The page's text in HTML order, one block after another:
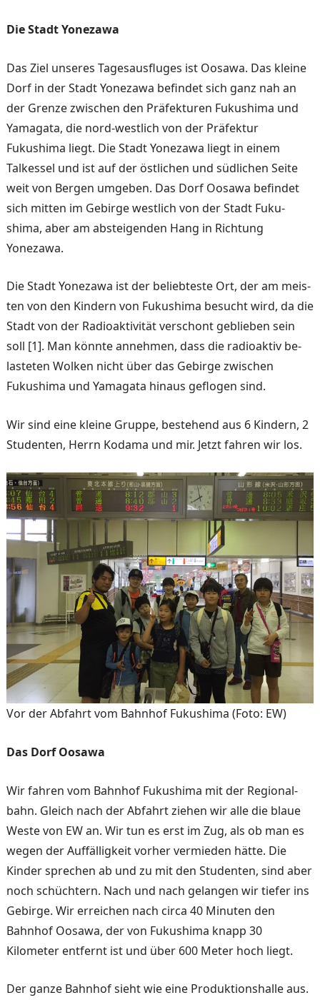
Die Stadt Yonezawa
Das Ziel unseres Tagesausflu­ges ist Oosawa. Das kleine
Dorf in der Stadt Yonezawa befindet sich ganz nah an
der Grenze zwischen den Präfek­turen Fukushima und
Yama­gata, die nord-westlich von der Präfektur
Fukushima liegt. Die Stadt Yonezawa liegt in einem
Talkessel und ist auf der östlichen und südlichen Seite
weit von Bergen umge­ben. Das Dorf Oosawa befin­det
sich mitten im Gebirge westlich von der Stadt Fuku­
shima, aber am absteigenden Hang in Richtung
Yonezawa.
Die Stadt Yonezawa ist der beliebteste Ort, der am meis­
ten von den Kindern von Fukushima besucht wird, da die
Stadt von der Radioaktivi­tät verschont geblieben sein
soll [1]. Man könnte anneh­men, dass die radioaktiv be­
lasteten Wolken nicht über das Gebirge zwischen
Fukushima und Yamagata hinaus geflo­gen sind.
Wir sind eine kleine Gruppe, bestehend aus 6 Kindern, 2
Studenten, Herrn Kodama und mir. Jetzt fahren wir los.
Vor der Abfahrt vom Bahnhof Fukushima (Foto: EW)
Das Dorf Oosawa
Wir fahren vom Bahnhof Fukushima mit der Regional­
bahn. Gleich nach der Abfahrt ziehen wir alle die blaue
Wes­te von EW an. Wir tun es erst im Zug, als ob man es
wegen der Auffälligkeit vorher ver­mieden hätte. Die
Kinder sprechen ab und zu mit den Studenten, sind aber
noch schüchtern. Nach und nach gelangen wir tiefer ins
Gebir­ge. Wir erreichen nach circa 40 Minuten den
Bahnhof Oosawa, der von Fukushima knapp 30
Kilometer entfernt ist und über 600 Meter hoch liegt.
Der ganze Bahnhof sieht wie eine Produktionshalle aus.